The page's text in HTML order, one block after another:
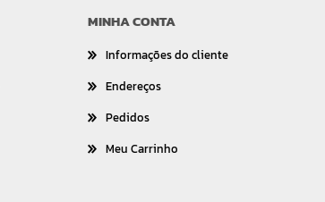
MINHA CONTA
Informações do cliente
Endereços
Pedidos
Meu Carrinho